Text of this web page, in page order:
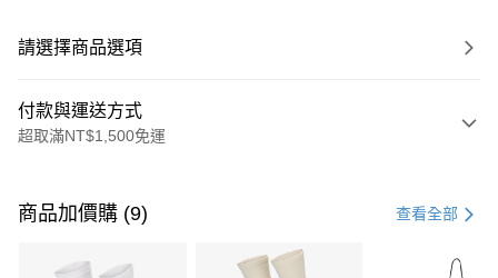
請選擇商品選項
付款與運送方式
超取滿NT$1,500免運
信用卡一次付款
商品加價購 (9) 查看全部